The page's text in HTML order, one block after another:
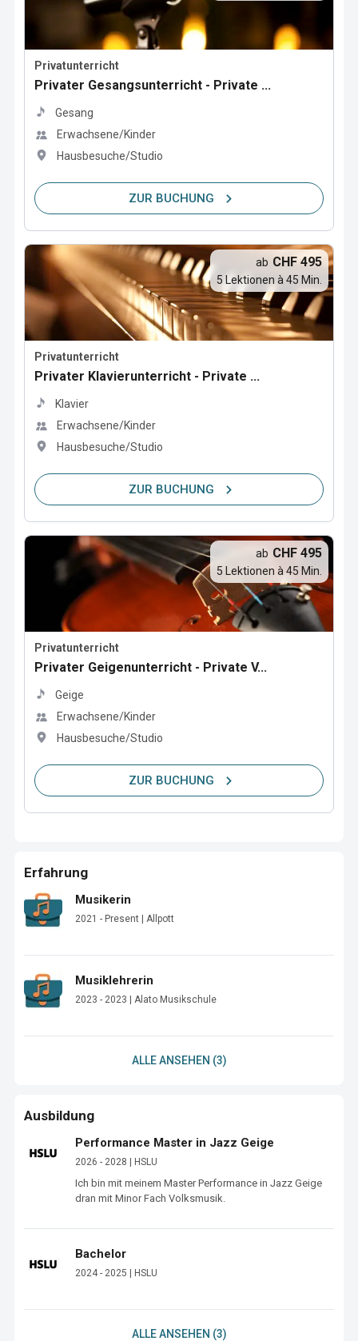
Privatunterricht
Privater Gesangsunterricht - Private ...
Gesang
Erwachsene/Kinder
Hausbesuche/Studio
ZUR BUCHUNG
Privatunterricht
Privater Klavierunterricht - Private ...
Klavier
Erwachsene/Kinder
Hausbesuche/Studio
ab CHF 495
5 Lektionen à 45 Min.
ZUR BUCHUNG
Privatunterricht
Privater Geigenunterricht - Private V...
Geige
Erwachsene/Kinder
Hausbesuche/Studio
ab CHF 495
5 Lektionen à 45 Min.
ZUR BUCHUNG
Erfahrung
Musikerin
2021 - Present | Allpott
Musiklehrerin
2023 - 2023 | Alato Musikschule
ALLE ANSEHEN (3)
Ausbildung
Performance Master in Jazz Geige
2026 - 2028 | HSLU
Ich bin mit meinem Master Performance in Jazz Geige
dran mit Minor Fach Volksmusik.
Bachelor
2024 - 2025 | HSLU
ALLE ANSEHEN (3)